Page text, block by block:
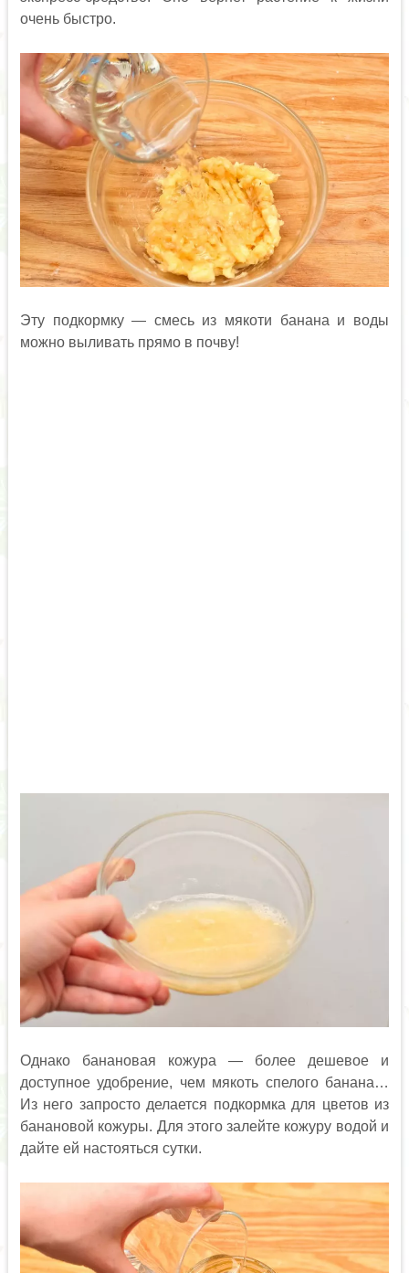
очень быстро.
Эту подкормку — смесь из мякоти банана и воды
можно выливать прямо в почву!
Однако банановая кожура — более дешевое и
доступное удобрение, чем мякоть спелого банана…
Из него запросто делается подкормка для цветов из
банановой кожуры. Для этого залейте кожуру водой и
дайте ей настояться сутки.